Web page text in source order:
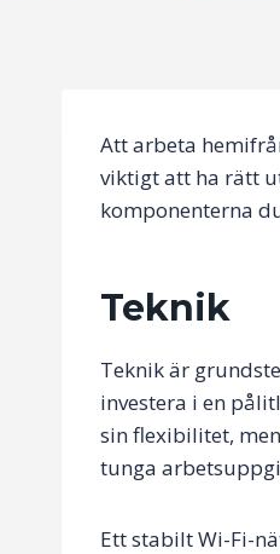
Att arbeta
viktigt att ha rätt
komponenterna
Teknik
Teknik är
investera i en
sin flexibilitet,
tunga
Ett stabilt Wi-Fi-